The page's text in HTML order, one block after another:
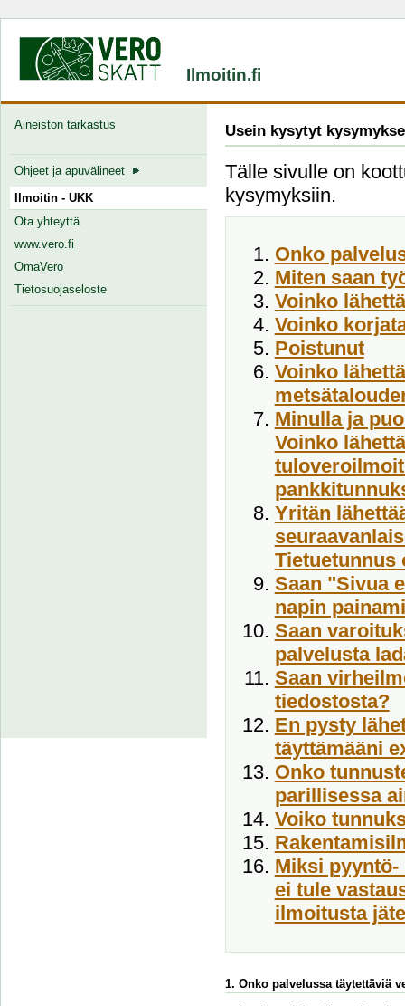
Ilmoitin.fi
Aineiston tarkastus
Ohjeet ja apuvälineet
Ilmoitin - UKK
Ota yhteyttä
www.vero.fi
OmaVero
Tietosuojaseloste
Usein kysytyt
Tälle sivulle on
kysymyksiin.
Onko
Miten saan
Voinko
Voinko
Poistunut
Voinko
Minulla ja
Voinko
Yritän
Saan "Sivua
napin
Saan
palvelusta
Saan
tiedostosta?
En pysty
täyttämääni
Onko
parillisessa
Voiko
Miksi
ei tule
ilmoitusta
1. Onko palvelussa täytettäviä